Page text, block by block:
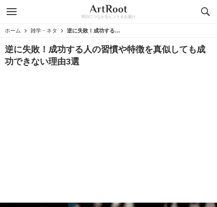
明日につながるヒントをお届け
ホーム 雑学・ネタ 逆に失敗！成功する人の習慣や特徴を真似しても成功できない理由3選
逆に失敗！成功する人の習慣や特徴を真似しても成
功できない理由3選